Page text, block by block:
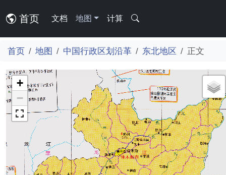
首页 文档 地图 计算
首页 地图 中国行政区划沿革 东北地区 正文
+
−